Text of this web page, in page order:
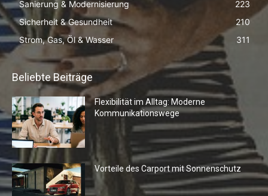
Sanierung & Modernisierung
223
Sicherheit & Gesundheit
210
Strom, Gas, Öl & Wasser
311
Beliebte Beiträge
Flexibilität im Alltag: Moderne
Kommunikationswege
Vorteile des Carport mit Sonnenschutz